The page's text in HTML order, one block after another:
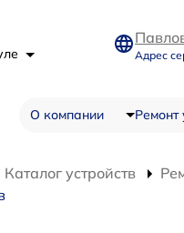
Адрес
О компании Ремонт
Каталог устройств